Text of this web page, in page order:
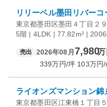
リリーベル墨田リバーコ
東京都墨田区墨田４丁目２
5階 | 4LDK | 77.82m² | 2006
売出 2026年08月 7,980万
339万円/坪 103万円/
ライオンズマンション錦
東京都墨田区江東橋１丁目